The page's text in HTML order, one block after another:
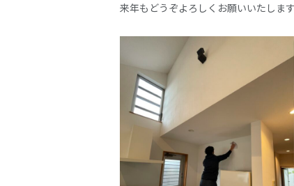
来年もどうぞよろしくお願いいたします